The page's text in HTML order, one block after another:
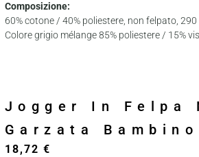
Composizione:
60% cotone / 40% poliestere, non felpato, 290
Colore grigio mélange 85% poliestere / 15%
Jogger In Felpa
Garzata
18,72 €